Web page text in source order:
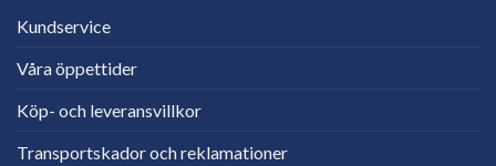
Kundservice
Våra öppettider
Köp- och leveransvillkor
Transportskador och reklamationer